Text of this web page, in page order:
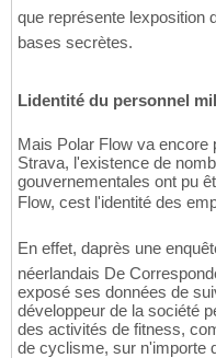
que représente
bases secrètes.
Lidentité du personnel
Mais Polar Flow va encore
Strava, l'existence de
gouvernementales ont pu
Flow, cest l'identité des
En effet, daprès une
néerlandais De
exposé ses données de
développeur de la société
des activités de fitness,
de cyclisme, sur n'importe